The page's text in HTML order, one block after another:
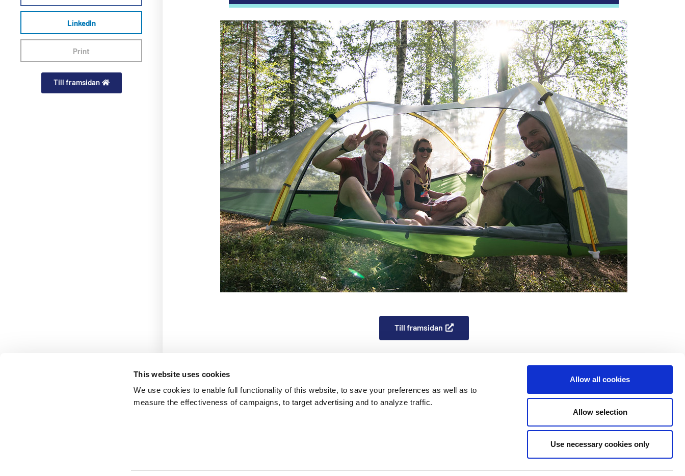
This website uses cookies
We use cookies to enable full functionality of this website, to save your preferences as well as to
measure the effectiveness of campaigns, to target advertising and to analyze traffic.
Allow all cookies
Allow selection
Use necessary cookies only
LinkedIn
Print
Till framsidan
Outwell Cloud 2
Primus Bifrost H6
Till framsidan